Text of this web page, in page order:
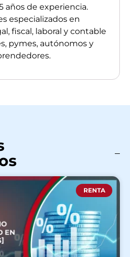
años de experiencia.
especializados en
fiscal, laboral y contable
pymes, autónomos y
RENTA